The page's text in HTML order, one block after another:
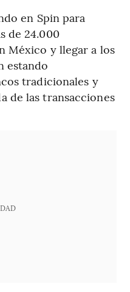
en Spin para
de 24.000
México y llegar a los
estando
tradicionales y
de las transacciones